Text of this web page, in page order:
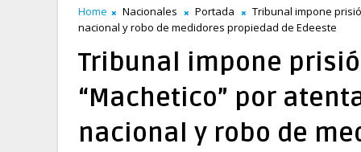
Home Nacionales Portada
Tribunal impone
nacional y robo de medidores propiedad de Edeeste
Tribunal impone
“Machetico” por
nacional y robo de